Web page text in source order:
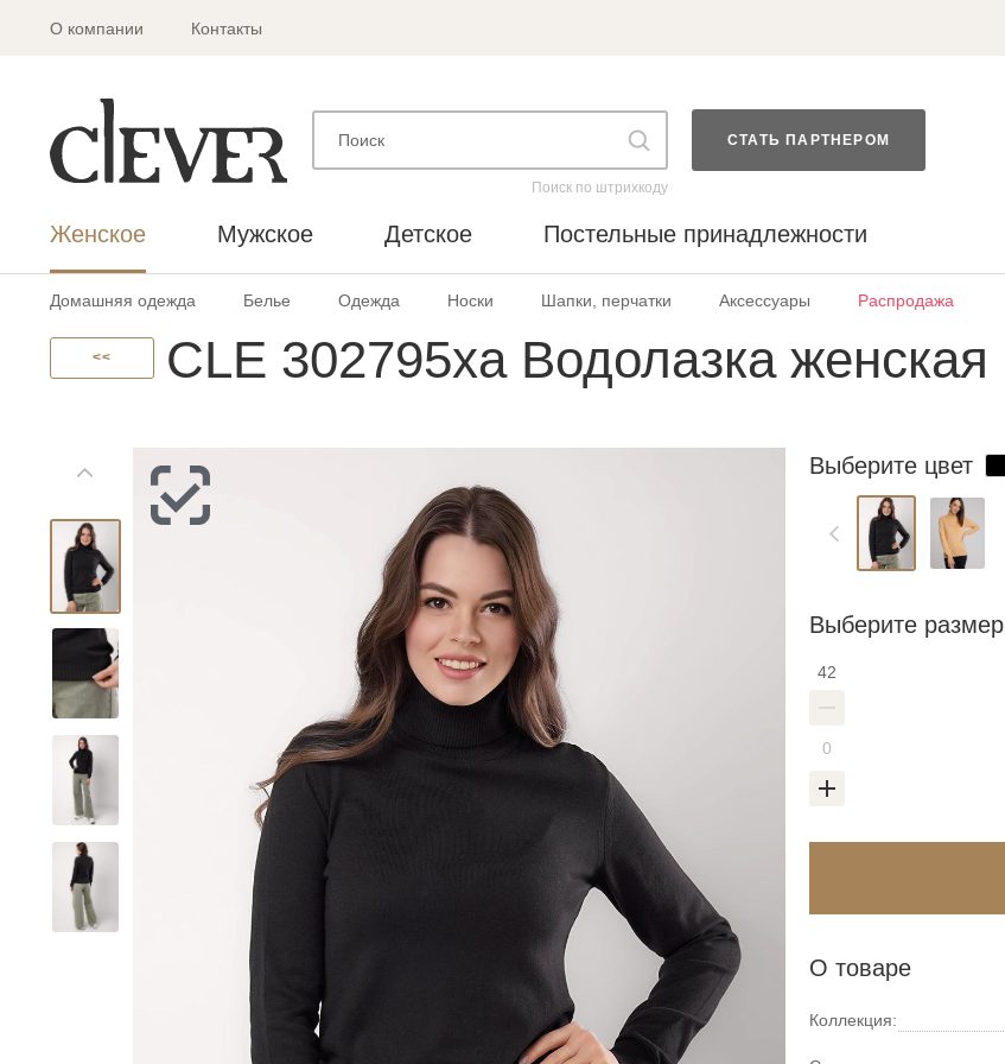
О компании Контакты
Поиск по штрихкоду
СТАТЬ ПАРТНЕРОМ
Женское Мужское Детское Постельные принадлежности
Домашняя одежда Белье Одежда Носки Шапки, перчатки Аксессуары Распродажа
<< CLE 302795ха Водолазка женская
Выберите цвет
Выберите размер
42
О товаре
Коллекция: